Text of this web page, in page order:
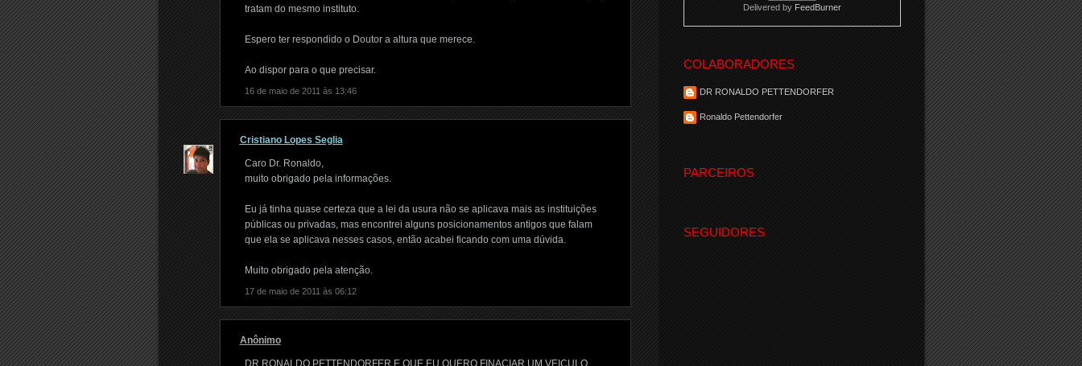
tratam do mesmo instituto.
Espero ter respondido o Doutor a altura que merece.
Ao dispor para o que precisar.
16 de maio de 2011 às 13:46
Cristiano Lopes Seglia
Caro Dr. Ronaldo,
muito obrigado pela informações.
Eu já tinha quase certeza que a lei da usura não se aplicava mais as instituições
públicas ou privadas, mas encontrei alguns posicionamentos antigos que falam
que ela se aplicava nesses casos, então acabei ficando com uma dúvida.
Muito obrigado pela atenção.
17 de maio de 2011 às 06:12
Anônimo
DR RONALDO PETTENDORFER E QUE EU QUERO FINACIAR UM VEICULO
Delivered by FeedBurner
COLABORADORES
DR RONALDO PETTENDORFER
Ronaldo Pettendorfer
PARCEIROS
SEGUIDORES